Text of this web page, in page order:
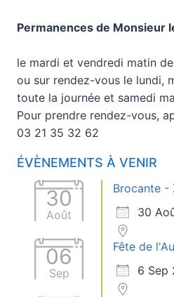
Permanences de Monsieur
le mardi et vendredi matin
ou sur rendez-vous le lundi,
toute la journée et samedi
Pour prendre rendez-vous,
03 21 35 32 62
ÉVÈNEMENTS À VENIR
30
Août
Brocante -
30
06
Sep
Fête de
6 Sep